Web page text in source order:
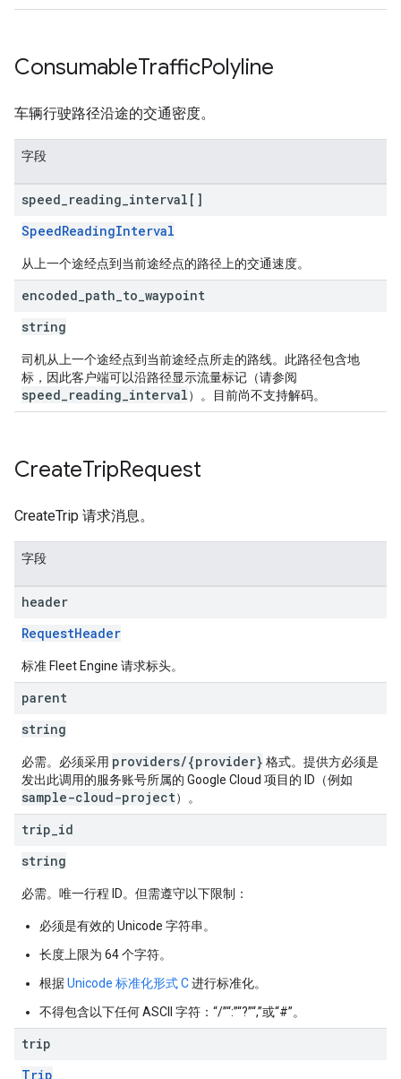
ConsumableTrafficPolyline
车辆行驶路径沿途的交通密度。
字段
speed reading interval[]
SpeedReadingInterval
从上一个途经点到当前途经点的路径上的交通速度。
encoded path to waypoint
string
司机从上一个途经点到当前途经点所走的路线。此路径包含地
标，因此客户端可以沿路径显示流量标记（请参阅
speed_reading_interval）。目前尚不支持解码。
CreateTripRequest
CreateTrip 请求消息。
字段
header
RequestHeader
标准 Fleet Engine 请求标头。
parent
string
必需。必须采用 providers/{provider} 格式。提供方必须是
发出此调用的服务账号所属的 Google Cloud 项目的 ID（例如
sample-cloud-project）。
trip id
string
必需。唯一行程 ID。但需遵守以下限制：
必须是有效的 Unicode 字符串。
长度上限为 64 个字符。
根据Unicode 标准化形式 C进行标准化。
不得包含以下任何 ASCII 字符：“/”“:”“?”“,”或“#”。
trip
Trip